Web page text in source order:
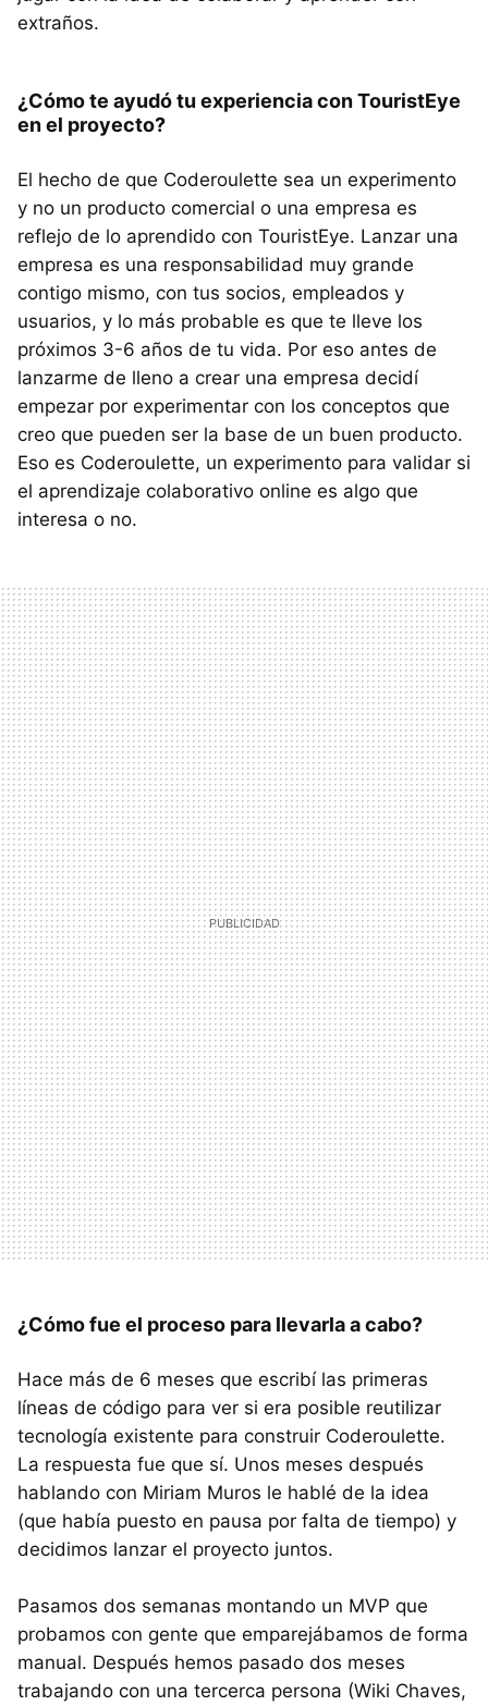
extraños.
¿Cómo te ayudó tu experiencia con TouristEye
en el proyecto?
El hecho de que Coderoulette sea un experimento
y no un producto comercial o una empresa es
reflejo de lo aprendido con TouristEye. Lanzar una
empresa es una responsabilidad muy grande
contigo mismo, con tus socios, empleados y
usuarios, y lo más probable es que te lleve los
próximos 3-6 años de tu vida. Por eso antes de
lanzarme de lleno a crear una empresa decidí
empezar por experimentar con los conceptos que
creo que pueden ser la base de un buen producto.
Eso es Coderoulette, un experimento para validar si
el aprendizaje colaborativo online es algo que
interesa o no.
¿Cómo fue el proceso para llevarla a cabo?
Hace más de 6 meses que escribí las primeras
líneas de código para ver si era posible reutilizar
tecnología existente para construir Coderoulette.
La respuesta fue que sí. Unos meses después
hablando con Miriam Muros le hablé de la idea
(que había puesto en pausa por falta de tiempo) y
decidimos lanzar el proyecto juntos.
Pasamos dos semanas montando un MVP que
probamos con gente que emparejábamos de forma
manual. Después hemos pasado dos meses
trabajando con una tercerca persona (Wiki Chaves,